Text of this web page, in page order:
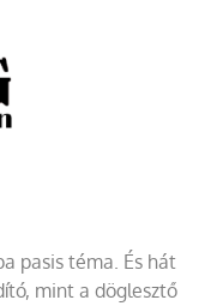
pasis téma. És hát
mint a döglesztő